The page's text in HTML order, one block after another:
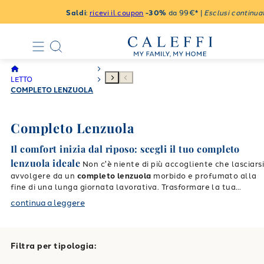
Saldi: ricevi il coupon -30% da 99€* | Esclusi
LETTO
COMPLETO LENZUOLA
Completo Lenzuola
Il comfort inizia dal riposo: scegli il tuo completo
lenzuola ideale Non c'è niente di più accogliente che lasciarsi
avvolgere da un completo lenzuola morbido e profumato alla
fine di una lunga giornata lavorativa. Trasformare la tua
camera da letto in un'autentica oasi di benessere è semplice
quando scegli la giusta biancheria da letto. Caleffi ti
una praticità assoluta. Che tu stia cercando tonalità calde e
continua a leggere
Filtra per tipologia: